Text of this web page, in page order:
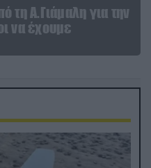
τη Α.Γιάμαλη για την
να έχουμε